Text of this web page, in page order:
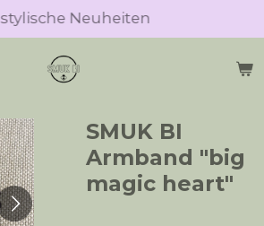
stylische Neuheiten
SMUK BI
Armband "big
magic heart"